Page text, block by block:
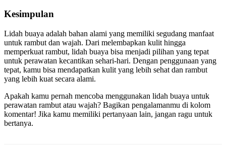
Kesimpulan
Lidah buaya adalah bahan alami yang memiliki segudang manfaat
untuk rambut dan wajah. Dari melembapkan kulit hingga
memperkuat rambut, lidah buaya bisa menjadi pilihan yang tepat
untuk perawatan kecantikan sehari-hari. Dengan penggunaan yang
tepat, kamu bisa mendapatkan kulit yang lebih sehat dan rambut
yang lebih kuat secara alami.
Apakah kamu pernah mencoba menggunakan lidah buaya untuk
perawatan rambut atau wajah? Bagikan pengalamanmu di kolom
komentar! Jika kamu memiliki pertanyaan lain, jangan ragu untuk
bertanya.